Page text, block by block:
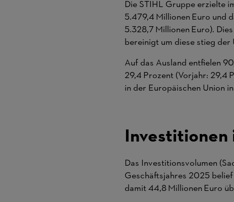
Die STIHL Gruppe erzielte
5.479,4 Millionen Euro und
5.328,7 Millionen Euro).
bereinigt um diese stieg der
Auf das Ausland entfielen
29,4 Prozent (Vorjahr: 29,4
in der Europäischen Union
Investitionen
Das Investitionsvolumen
Geschäftsjahres 2025
damit 44,8 Millionen Euro